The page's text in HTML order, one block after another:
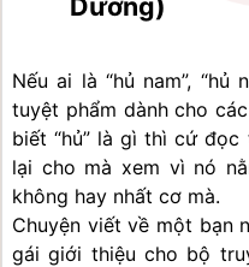
Nếu ai là “hủ nam”,
tuyệt phẩm dành cho
biết “hủ” là gì thì cứ
lại cho mà xem vì nó
không hay nhất cơ mà.
Chuyện viết về một bạn
gái giới thiệu cho bộ